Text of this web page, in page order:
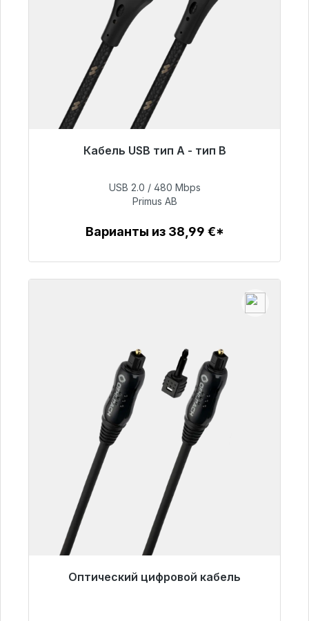
Кабель USB тип A - тип B
Готовы к немедленной отправке, срок
76,99 €
USB 2.0 / 480 Mbps
Primus AB
Варианты из 38,99 €*
Оптический цифровой кабель
Готовы к немедленной отправке, срок